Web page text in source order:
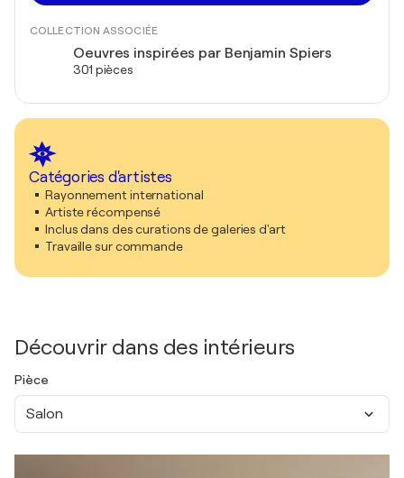
COLLECTION ASSOCIÉE
Oeuvres inspirées par Benjamin Spiers
301 pièces
Catégories d'artistes
Rayonnement international
Artiste récompensé
Inclus dans des curations de galeries d'art
Travaille sur commande
Découvrir dans des intérieurs
Pièce
Salon